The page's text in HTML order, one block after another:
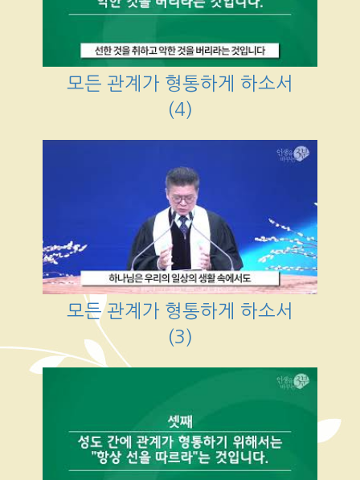
모든 관계가 형통하게 하소서
(4)
모든 관계가 형통하게 하소서
(3)